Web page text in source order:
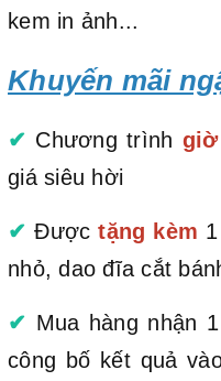
kem in ảnh...
Khuyến mãi
✔ Chương trình giờ
giá siêu hời
✔ Được tặng kèm
nhỏ, dao đĩa cắt
✔ Mua hàng nhận 1
công bố kết quả